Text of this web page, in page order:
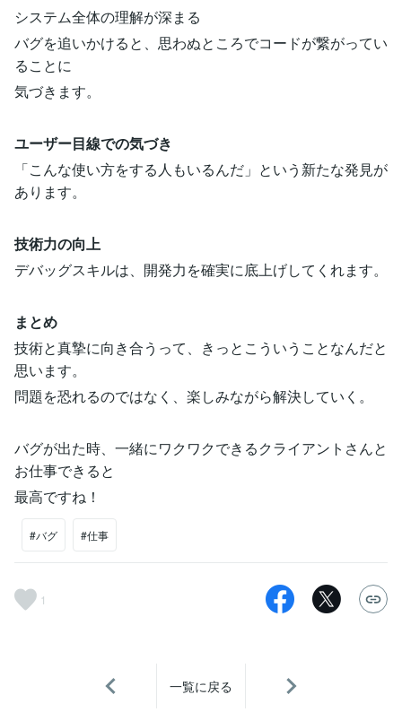
システム全体の理解が深まる
バグを追いかけると、思わぬところでコードが繋がってい
ることに
気づきます。
ユーザー目線での気づき
「こんな使い方をする人もいるんだ」という新たな発見が
あります。
技術力の向上
デバッグスキルは、開発力を確実に底上げしてくれます。
まとめ
技術と真摯に向き合うって、きっとこういうことなんだと
思います。
問題を恐れるのではなく、楽しみながら解決していく。
バグが出た時、一緒にワクワクできるクライアントさんと
お仕事できると
最高ですね！
#バグ #仕事
1
一覧に戻る